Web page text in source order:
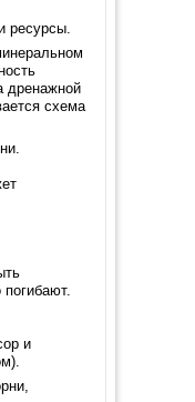
ресурсы.
дренажной
схема
и